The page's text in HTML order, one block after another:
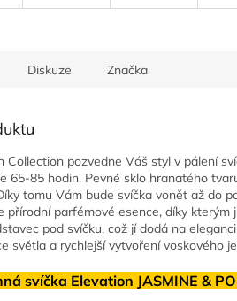
Diskuze Značka
Collection pozvedne Váš styl v pálení
65-85 hodin. Pevné sklo hranatého
tomu Vám bude svíčka vonět až do
přírodní parfémové esence, díky
pod svíčku, což jí dodá na
světla a rychlejší vytvoření voskového
svíčka Elevation JASMINE &